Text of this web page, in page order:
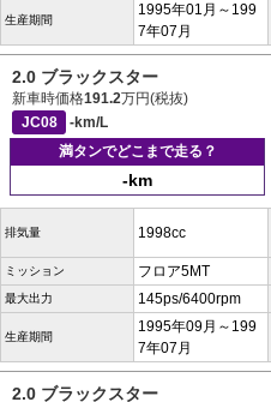
生産期間
1995年01月～199
7年07月
2.0 ブラックスター
新車時価格191.2万円(税抜)
JC08
-km/L
満タンでどこまで走る？
-km
排気量 1998cc
ミッション フロア5MT
最大出力 145ps/6400rpm
生産期間
1995年09月～199
7年07月
2.0 ブラックスター